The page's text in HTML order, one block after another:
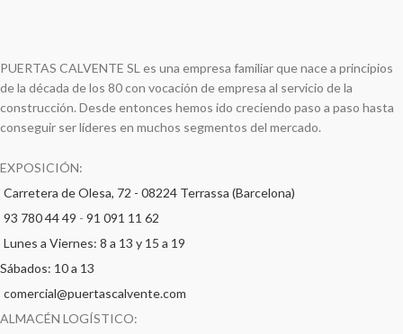
PUERTAS CALVENTE SL es una empresa familiar que nace a principios
de la década de los 80 con vocación de empresa al servicio de la
construcción. Desde entonces hemos ido creciendo paso a paso hasta
conseguir ser líderes en muchos segmentos del mercado.
EXPOSICIÓN:
Carretera de Olesa, 72 - 08224 Terrassa (Barcelona)
93 780 44 49 - 91 091 11 62
Lunes a Viernes: 8 a 13 y 15 a 19
Sábados: 10 a 13
comercial@puertascalvente.com
ALMACÉN LOGÍSTICO: